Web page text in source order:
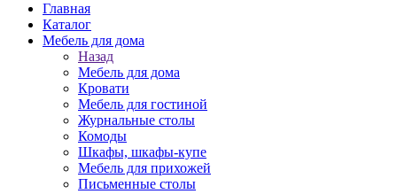
Главная
Каталог
Мебель для дома
Назад
Мебель для дома
Кровати
Мебель для гостиной
Журнальные столы
Комоды
Шкафы, шкафы-купе
Мебель для прихожей
Письменные столы